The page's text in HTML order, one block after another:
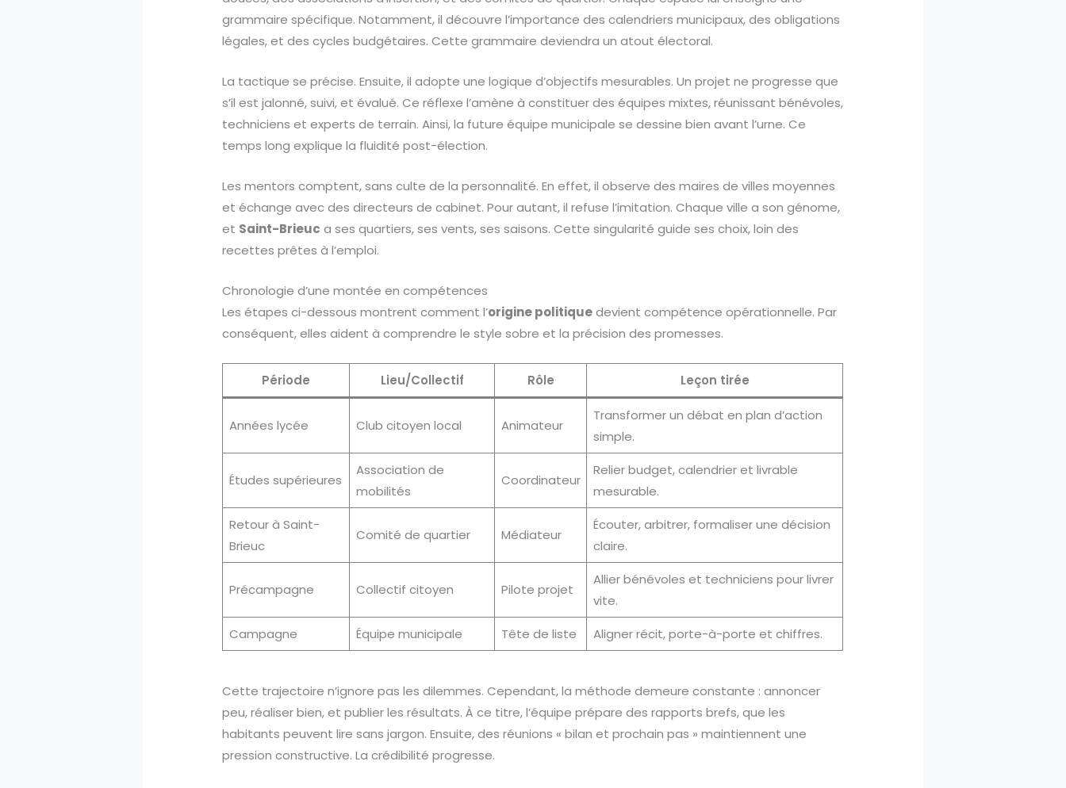
grammaire spécifique. Notamment, il découvre l’importance des calendriers municipaux, des obligations
légales, et des cycles budgétaires. Cette grammaire deviendra un atout électoral.
La tactique se précise. Ensuite, il adopte une logique d’objectifs mesurables. Un projet ne progresse que
s’il est jalonné, suivi, et évalué. Ce réflexe l’amène à constituer des équipes mixtes, réunissant bénévoles,
techniciens et experts de terrain. Ainsi, la future équipe municipale se dessine bien avant l’urne. Ce
temps long explique la fluidité post-élection.
Les mentors comptent, sans culte de la personnalité. En effet, il observe des maires de villes moyennes
et échange avec des directeurs de cabinet. Pour autant, il refuse l’imitation. Chaque ville a son génome,
et Saint-Brieuc a ses quartiers, ses vents, ses saisons. Cette singularité guide ses choix, loin des
recettes prêtes à l’emploi.
Chronologie d’une montée en compétences
Les étapes ci-dessous montrent comment l’origine politiquedevient compétence opérationnelle. Par
conséquent, elles aident à comprendre le style sobre et la précision des promesses.
Période Lieu/Collectif Rôle Leçon tirée
Années lycée Club citoyen local Animateur
Transformer un débat en plan d’action
simple.
Études supérieures
Association de
mobilités
Coordinateur
Relier budget, calendrier et livrable
mesurable.
Retour à Saint-
Brieuc
Comité de quartier Médiateur
Écouter, arbitrer, formaliser une décision
claire.
Précampagne Collectif citoyen Pilote projet
Allier bénévoles et techniciens pour livrer
vite.
Campagne
Équipe municipale Tête de liste Aligner récit, porte-à-porte et chiffres.
Cette trajectoire n’ignore pas les dilemmes. Cependant, la méthode demeure constante : annoncer
peu, réaliser bien, et publier les résultats. À ce titre, l’équipe prépare des rapports brefs, que les
habitants peuvent lire sans jargon. Ensuite, des réunions « bilan et prochain pas » maintiennent une
pression constructive. La crédibilité progresse.